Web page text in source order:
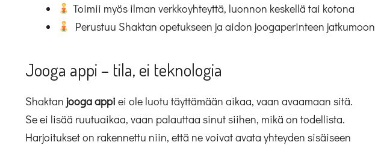
Toimii myös ilman verkkoyhteyttä, luonnon keskellä tai kotona
Perustuu Shaktan opetukseen ja aidon joogaperinteen jatkumoon
Jooga appi – tila, ei teknologia
Shaktan jooga appi ei ole luotu täyttämään aikaa, vaan avaamaan sitä.
Se ei lisää ruutuaikaa, vaan palauttaa sinut siihen, mikä on todellista.
Harjoitukset on rakennettu niin, että ne voivat avata yhteyden sisäiseen